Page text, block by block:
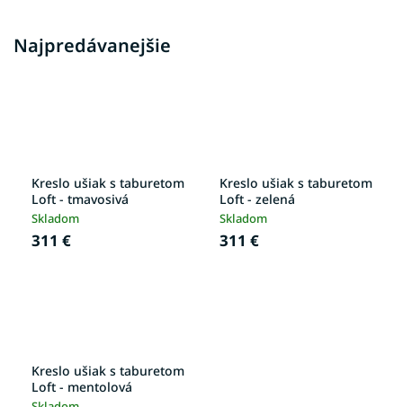
Najpredávanejšie
Kreslo ušiak s taburetom
Loft - tmavosivá
Skladom
311 €
Kreslo ušiak s taburetom
Loft - zelená
Skladom
311 €
Kreslo ušiak s taburetom
Loft - mentolová